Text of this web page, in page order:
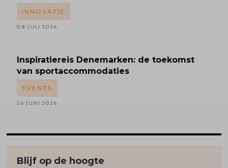
INNOVATIE
08 JULI 2026
Inspiratiereis Denemarken: de toekomst
van sportaccommodaties
EVENTS
26 JUNI 2026
Blijf op de hoogte